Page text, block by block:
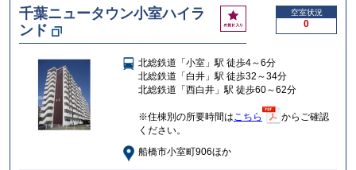
る
千葉ニュータウン小室ハイラ
ンド
お
気
に
入
り
空室状況
0
北総鉄道「小室」駅 徒歩4～6分
北総鉄道「白井」駅 徒歩32～34分
北総鉄道「西白井」駅 徒歩60～62分
※住棟別の所要時間はこちら
からご確認
ください。
船橋市小室町906ほか